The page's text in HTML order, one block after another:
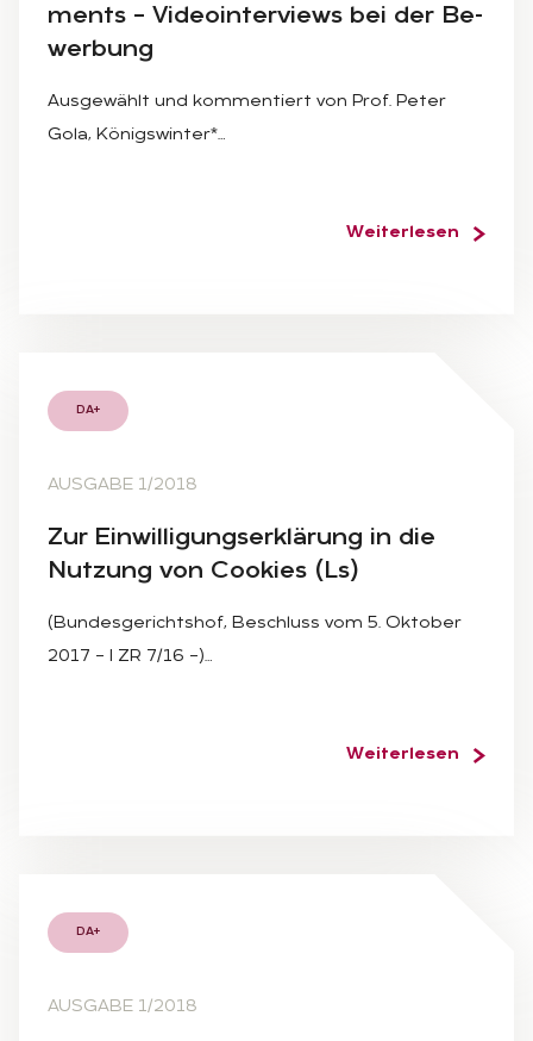
ments – Vi­deo­in­ter­views bei der Be­
wer­bung
Ausgewählt und kommentiert von Prof. Peter
Gola, Königswinter*…
Weiterlesen
DA+
AUSGABE 1/2018
Zur Ein­wil­li­gungs­er­klä­rung in die
Nut­zung von Coo­kies (Ls)
(Bundesgerichtshof, Beschluss vom 5. Oktober
2017 – I ZR 7/16 –)…
Weiterlesen
DA+
AUSGABE 1/2018